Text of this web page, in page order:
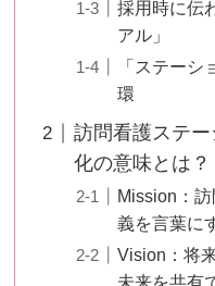
採用時に伝
アル」
「ステー
環
訪問看護ステ
化の意味とは？
Mission：
義を言葉に
Vision：将
未来を共有